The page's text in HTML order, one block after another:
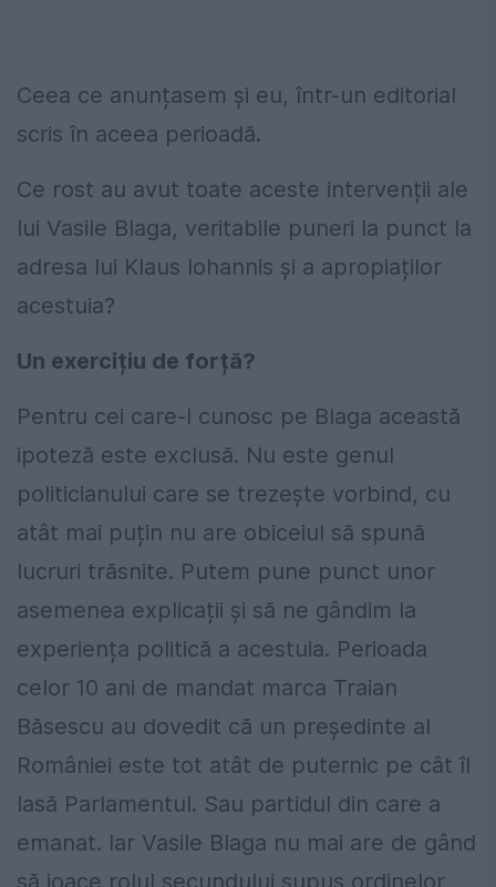
Ceea ce anunțasem și eu, într-un editorial
scris în aceea perioadă.
Ce rost au avut toate aceste intervenții ale
lui Vasile Blaga, veritabile puneri la punct la
adresa lui Klaus Iohannis și a apropiaților
acestuia?
Un exercițiu de forță?
Pentru cei care-l cunosc pe Blaga această
ipoteză este exclusă. Nu este genul
politicianului care se trezește vorbind, cu
atât mai puțin nu are obiceiul să spună
lucruri trăsnite. Putem pune punct unor
asemenea explicații și să ne gândim la
experiența politică a acestuia. Perioada
celor 10 ani de mandat marca Traian
Băsescu au dovedit că un președinte al
României este tot atât de puternic pe cât îl
lasă Parlamentul. Sau partidul din care a
emanat. Iar Vasile Blaga nu mai are de gând
să joace rolul secundului supus ordinelor